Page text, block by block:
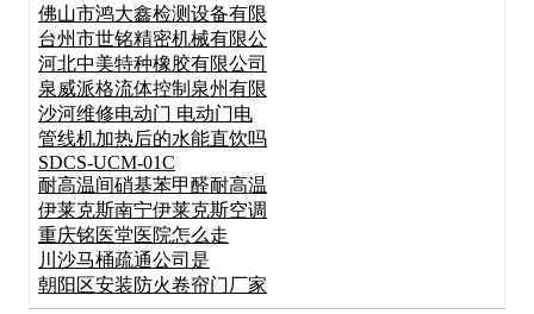
佛山市鸿大鑫检测设备有限
台州市世铭精密机械有限公
河北中美特种橡胶有限公司
泉威派格流体控制泉州有限
沙河维修电动门 电动门电
管线机加热后的水能直饮吗
SDCS-UCM-01C
耐高温间硝基苯甲醛耐高温
伊莱克斯南宁伊莱克斯空调
重庆铭医堂医院怎么走
川沙马桶疏通公司是
朝阳区安装防火卷帘门厂家